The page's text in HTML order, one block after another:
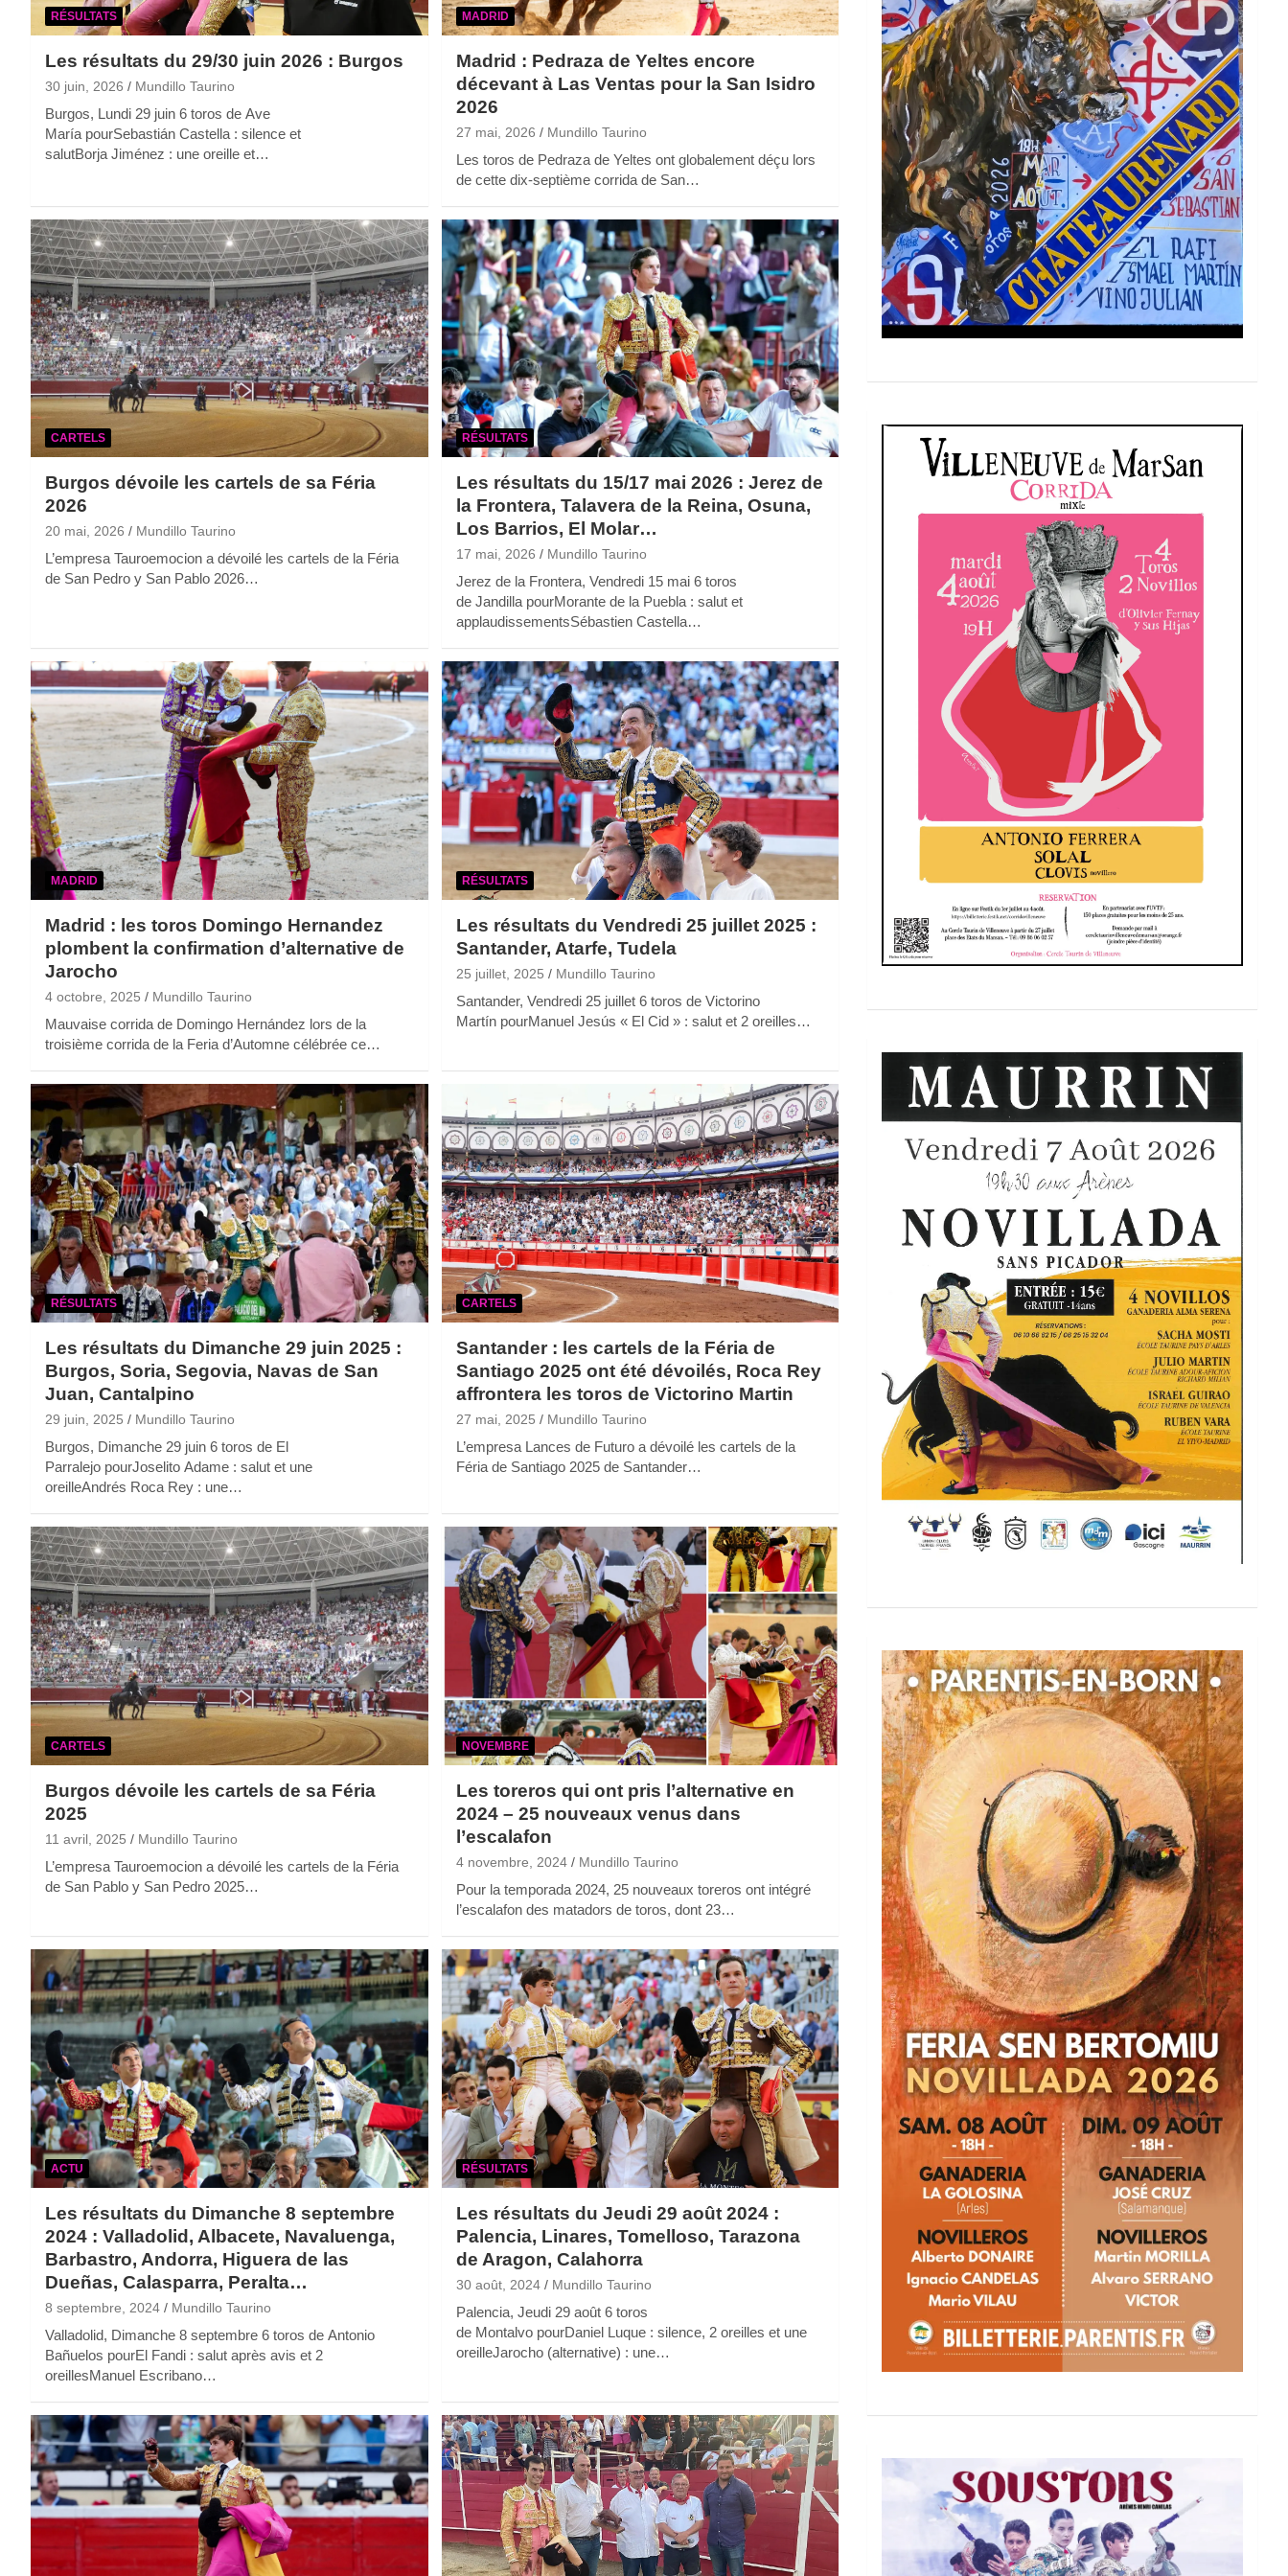
RÉSULTATS
Les résultats du 29/30 juin 2026 : Burgos
30 juin, 2026 Mundillo Taurino
Burgos, Lundi 29 juin 6 toros de Ave
María pourSebastián Castella : silence et
salutBorja Jiménez : une oreille et…
MADRID
Madrid : Pedraza de Yeltes encore
décevant à Las Ventas pour la San Isidro
2026
27 mai, 2026 Mundillo Taurino
Les toros de Pedraza de Yeltes ont globalement déçu lors
de cette dix-septième corrida de San…
CARTELS
Burgos dévoile les cartels de sa Féria
2026
20 mai, 2026 Mundillo Taurino
L’empresa Tauroemocion a dévoilé les cartels de la Féria
de San Pedro y San Pablo 2026…
RÉSULTATS
Les résultats du 15/17 mai 2026 : Jerez de
la Frontera, Talavera de la Reina, Osuna,
Los Barrios, El Molar…
17 mai, 2026 Mundillo Taurino
Jerez de la Frontera, Vendredi 15 mai 6 toros
de Jandilla pourMorante de la Puebla : salut et
applaudissementsSébastien Castella…
MADRID
Madrid : les toros Domingo Hernandez
plombent la confirmation d’alternative de
Jarocho
4 octobre, 2025 Mundillo Taurino
Mauvaise corrida de Domingo Hernández lors de la
troisième corrida de la Feria d’Automne célébrée ce…
RÉSULTATS
Les résultats du Vendredi 25 juillet 2025 :
Santander, Atarfe, Tudela
25 juillet, 2025 Mundillo Taurino
Santander, Vendredi 25 juillet 6 toros de Victorino
Martín pourManuel Jesús « El Cid » : salut et 2 oreilles…
RÉSULTATS
Les résultats du Dimanche 29 juin 2025 :
Burgos, Soria, Segovia, Navas de San
Juan, Cantalpino
29 juin, 2025 Mundillo Taurino
Burgos, Dimanche 29 juin 6 toros de El
Parralejo pourJoselito Adame : salut et une
oreilleAndrés Roca Rey : une…
CARTELS
Santander : les cartels de la Féria de
Santiago 2025 ont été dévoilés, Roca Rey
affrontera les toros de Victorino Martin
27 mai, 2025 Mundillo Taurino
L’empresa Lances de Futuro a dévoilé les cartels de la
Féria de Santiago 2025 de Santander…
CARTELS
Burgos dévoile les cartels de sa Féria
2025
11 avril, 2025 Mundillo Taurino
L’empresa Tauroemocion a dévoilé les cartels de la Féria
de San Pablo y San Pedro 2025…
NOVEMBRE
Les toreros qui ont pris l’alternative en
2024 – 25 nouveaux venus dans
l’escalafon
4 novembre, 2024 Mundillo Taurino
Pour la temporada 2024, 25 nouveaux toreros ont intégré
l’escalafon des matadors de toros, dont 23…
ACTU
Les résultats du Dimanche 8 septembre
2024 : Valladolid, Albacete, Navaluenga,
Barbastro, Andorra, Higuera de las
Dueñas, Calasparra, Peralta…
8 septembre, 2024 Mundillo Taurino
Valladolid, Dimanche 8 septembre 6 toros de Antonio
Bañuelos pourEl Fandi : salut après avis et 2
oreillesManuel Escribano…
RÉSULTATS
Les résultats du Jeudi 29 août 2024 :
Palencia, Linares, Tomelloso, Tarazona
de Aragon, Calahorra
30 août, 2024 Mundillo Taurino
Palencia, Jeudi 29 août 6 toros
de Montalvo pourDaniel Luque : silence, 2 oreilles et une
oreilleJarocho (alternative) : une…